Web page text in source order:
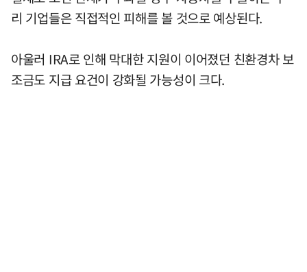
리 기업들은 직접적인 피해를 볼 것으로 예상된다.
아울러 IRA로 인해 막대한 지원이 이어졌던 친환경차 보
조금도 지급 요건이 강화될 가능성이 크다.